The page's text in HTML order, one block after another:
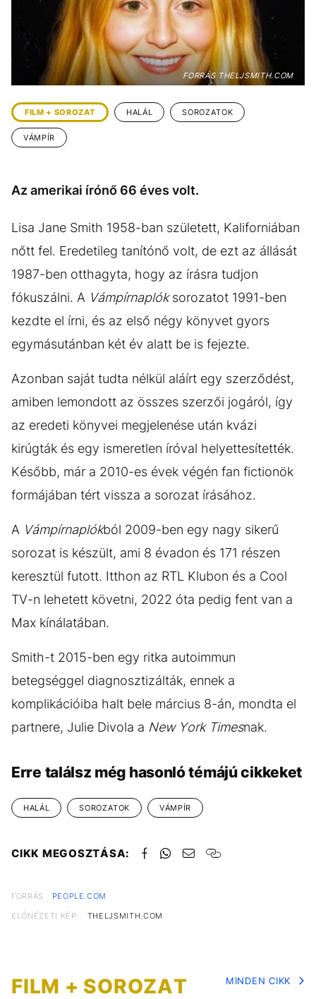
KÖZÉLET UTAZÁS
ÉLETMÓD DESIGN
BESZÉLGETÉSEK ARCOK
GASZTRO
FORRÁS THELJSMITH.COM
FILM + SOROZAT HALÁL SOROZATOK
VÁMPÍR
Az amerikai írónő 66 éves volt.
Lisa Jane Smith 1958-ban született, Kaliforniában
nőtt fel. Eredetileg tanítónő volt, de ezt az állását
1987-ben otthagyta, hogy az írásra tudjon
fókuszálni. A Vámpírnaplóksorozatot 1991-ben
kezdte el írni, és az első négy könyvet gyors
egymásutánban két év alatt be is fejezte.
Azonban saját tudta nélkül aláírt egy szerződést,
amiben lemondott az összes szerzői jogáról, így
az eredeti könyvei megjelenése után kvázi
kirúgták és egy ismeretlen íróval helyettesítették.
Később, már a 2010-es évek végén fan fictionök
formájában tért vissza a sorozat írásához.
A Vámpírnaplókból 2009-ben egy nagy sikerű
sorozat is készült, ami 8 évadon és 171 részen
keresztül futott. Itthon az RTL Klubon és a Cool
TV-n lehetett követni, 2022 óta pedig fent van a
Max kínálatában.
Smith-t 2015-ben egy ritka autoimmun
betegséggel diagnosztizálták, ennek a
komplikációiba halt bele március 8-án, mondta el
partnere, Julie Divola a New York Timesnak.
Erre találsz még hasonló témájú cikkeket
HALÁL SOROZATOK VÁMPÍR
CIKK MEGOSZTÁSA:
FORRÁS
PEOPLE.COM
ELŐNÉZETI KÉP:
THELJSMITH.COM
FILM + SOROZAT MINDEN CIKK